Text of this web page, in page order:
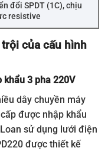
đổi SPDT (1C), chịu
resistive
của cấu hình
khẩu 3 pha 220V
dây chuyền máy
được nhập khẩu
sử dụng lưới điện
được thiết kế